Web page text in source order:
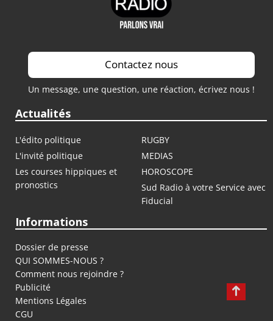
Contactez nous
Un message, une question, une réaction, écrivez nous !
Actualités
L'édito politique
RUGBY
L'invité politique
MEDIAS
Les courses hippiques et
pronostics
HOROSCOPE
Sud Radio à votre Service avec
Fiducial
Informations
Dossier de presse
QUI SOMMES-NOUS ?
Comment nous rejoindre ?
Publicité
Mentions Légales
CGU